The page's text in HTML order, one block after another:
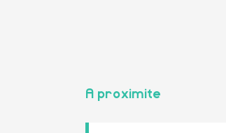
A proximite